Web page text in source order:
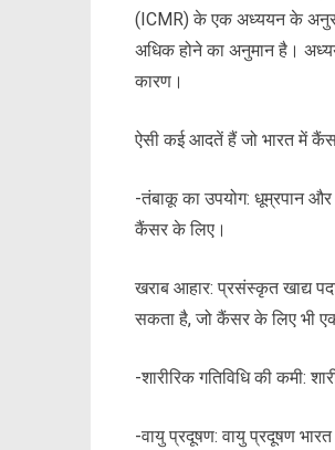
(ICMR) के एक अध्ययन के
अधिक होने का अनुमान है।
कारण।
ऐसी कई आदतें हैं जो भारत में
-तंबाकू का उपयोग: धूम्रपान
कैंसर के लिए।
खराब आहार: प्रसंस्कृत खाद्य
सकता है, जो कैंसर के लिए भी
-शारीरिक गतिविधि की कमी:
-वायु प्रदूषण: वायु प्रदूषण